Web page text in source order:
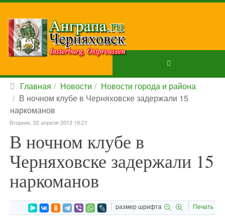
Главная Новости
Новости города и района
В ночном клубе в Черняховске задержали 15
наркоманов
Вторник, 02 апреля 2013 19:21
В ночном клубе в
Черняховске задержали 15
наркоманов
размер шрифта Печать